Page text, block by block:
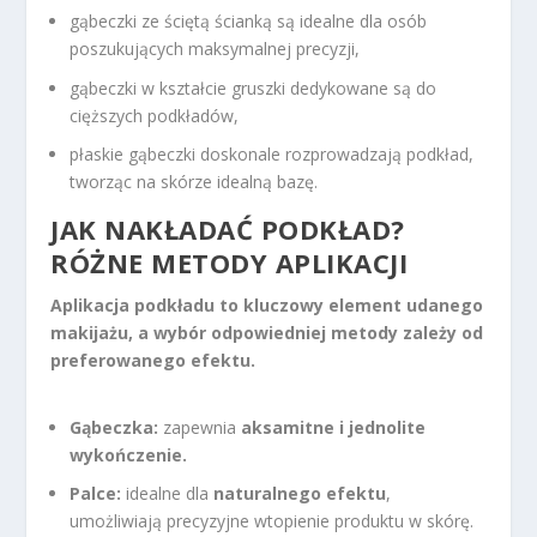
gąbeczki ze ściętą ścianką są idealne dla osób
poszukujących maksymalnej precyzji,
gąbeczki w kształcie gruszki dedykowane są do
cięższych podkładów,
płaskie gąbeczki doskonale rozprowadzają podkład,
tworząc na skórze idealną bazę.
JAK NAKŁADAĆ PODKŁAD?
RÓŻNE METODY APLIKACJI
Aplikacja podkładu to kluczowy element udanego
makijażu, a wybór odpowiedniej metody zależy od
preferowanego efektu.
Gąbeczka: zapewnia aksamitne i jednolite
wykończenie.
Palce: idealne dla naturalnego efektu,
umożliwiają precyzyjne wtopienie produktu w skórę.